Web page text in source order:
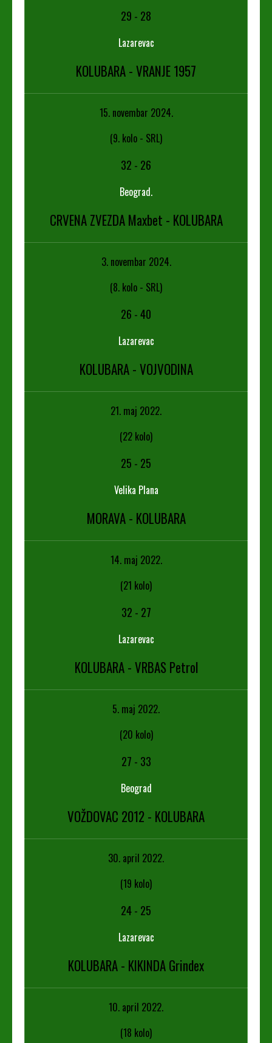
29 - 28
Lazarevac
KOLUBARA - VRANJE 1957
15. novembar 2024.
(9. kolo - SRL)
32 - 26
Beograd.
CRVENA ZVEZDA Maxbet - KOLUBARA
3. novembar 2024.
(8. kolo - SRL)
26 -40
Lazarevac
KOLUBARA - VOJVODINA
21. maj 2022.
(22 kolo)
25 - 25
Velika Plana
MORAVA - KOLUBARA
14. maj 2022.
(21 kolo)
32 - 27
Lazarevac
KOLUBARA - VRBAS Petrol
5. maj 2022.
(20 kolo)
27 - 33
Beograd
VOŽDOVAC 2012 - KOLUBARA
30. april 2022.
(19 kolo)
24- 25
Lazarevac
KOLUBARA - KIKINDA Grindex
10. april 2022.
(18 kolo)